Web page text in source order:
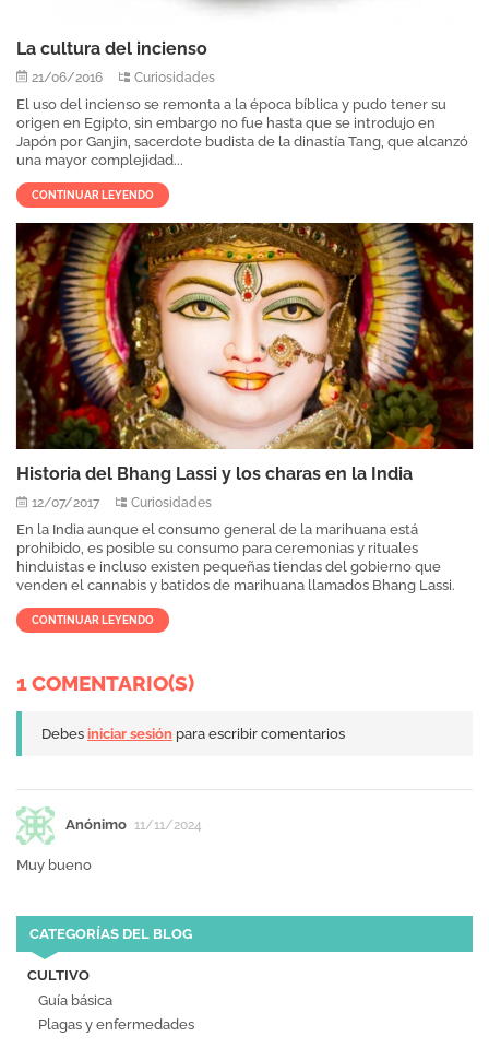
La cultura del incienso
21/06/2016 Curiosidades
El uso del incienso se remonta a la época bíblica y pudo tener su
origen en Egipto, sin embargo no fue hasta que se introdujo en
Japón por Ganjin, sacerdote budista de la dinastía Tang, que alcanzó
una mayor complejidad...
CONTINUAR LEYENDO
Historia del Bhang Lassi y los charas en la India
12/07/2017 Curiosidades
En la India aunque el consumo general de la marihuana está
prohibido, es posible su consumo para ceremonias y rituales
hinduistas e incluso existen pequeñas tiendas del gobierno que
venden el cannabis y batidos de marihuana llamados Bhang Lassi.
CONTINUAR LEYENDO
1 COMENTARIO(S)
Debes iniciar sesión para escribir comentarios
Anónimo 11/11/2024
Muy bueno
CATEGORÍAS DEL BLOG
CULTIVO
Guía básica
Plagas y enfermedades